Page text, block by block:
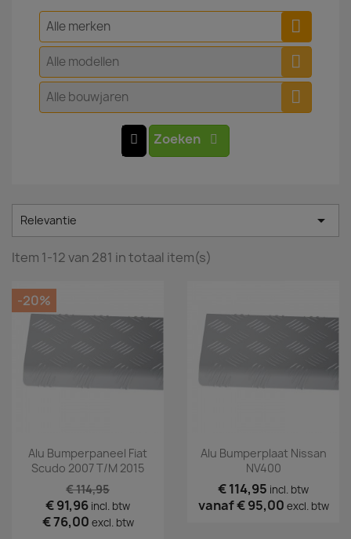
Alle merken
Alle modellen
Alle bouwjaren
Zoeken
Relevantie 
Item 1-12 van 281 in totaal item(s)
Alu Bumperpaneel Fiat
Scudo 2007 T/m 2015
€ 114,95
€ 91,96 incl. btw
€ 76,00 excl. btw
-20%
Alu Bumperplaat Nissan
NV400
€ 114,95 incl. btw
vanaf€ 95,00 excl. btw